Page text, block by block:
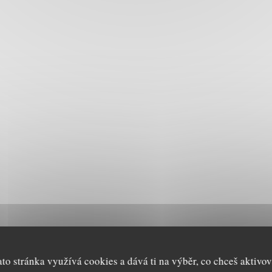
stránka využívá cookies a dává ti na výběr, co chceš